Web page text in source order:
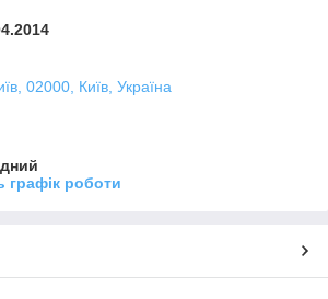
02000, Київ, Україна
графік роботи